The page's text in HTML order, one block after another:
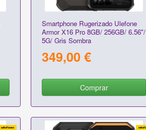
Smartphone Rugerizado Ulefone
Armor X16 Pro 8GB/ 256GB/ 6.56"/
5G/ Gris Sombra
349,00 €
Comprar